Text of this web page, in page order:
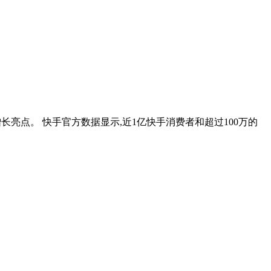
亮点。 快手官方数据显示,近1亿快手消费者和超过100万的